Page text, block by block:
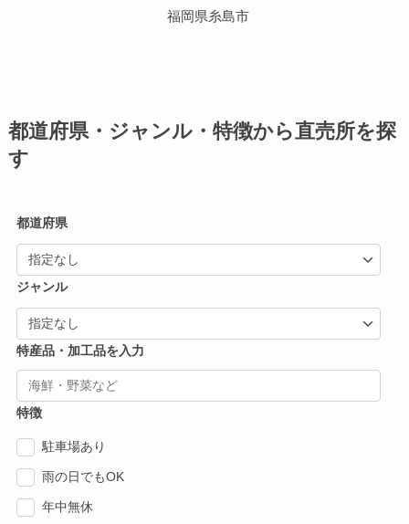
福岡県糸島市
都道府県・ジャンル・特徴から直売所を探
す
都道府県
ジャンル
特産品・加工品を入力
特徴
駐車場あり
雨の日でもOK
年中無休